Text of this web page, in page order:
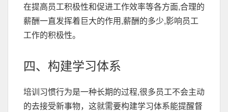
在提高员工积极性和促进工作效率等各方面,合理的
薪酬一直发挥着巨大的作用,薪酬的多少,影响员工
工作的积极性。
四、构建学习体系
培训习惯行为是一种长期的过程,很多员工不会主动
的去接受新事物，这就需要构建学习体系能提醒督